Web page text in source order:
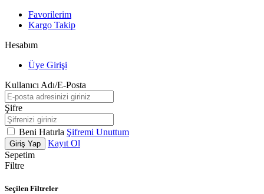
Favorilerim
Kargo Takip
Hesabım
Üye Girişi
Kullanıcı Adı/E-Posta
Şifre
Beni Hatırla Şifremi Unuttum
Giriş Yap
Kayıt Ol
Sepetim
Filtre
Seçilen Filtreler